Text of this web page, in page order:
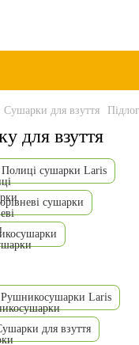
Сушарки для взуття
для взуття
Полиці сушарки Laris
сушарки
Рушникосушарки Laris
для взуття